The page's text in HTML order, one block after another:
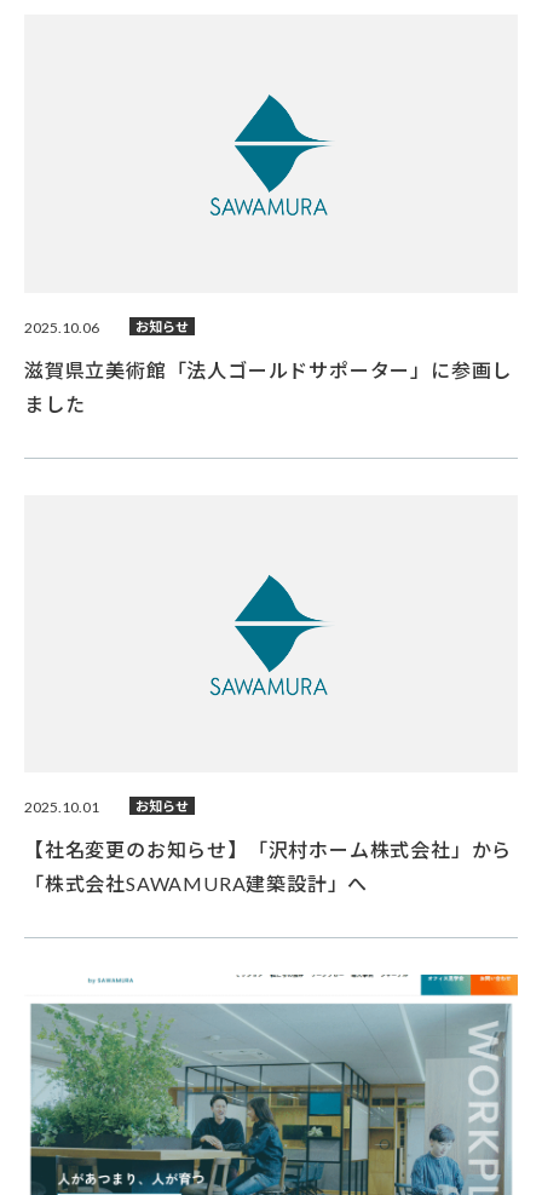
2025.10.06 お知らせ
滋賀県立美術館「法人ゴールドサポーター」に参画し
ました
2025.10.01 お知らせ
【社名変更のお知らせ】「沢村ホーム株式会社」から
「株式会社SAWAMURA建築設計」へ